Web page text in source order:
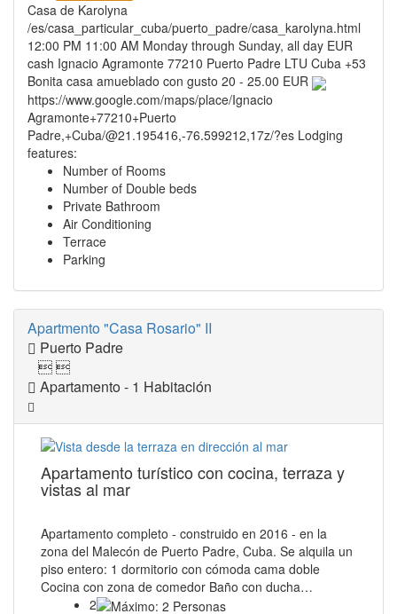
Casa de Karolyna
/es/casa_particular_cuba/puerto_padre/casa_karolyna.html
12:00 PM 11:00 AM Monday through Sunday, all day EUR
cash Ignacio Agramonte 77210 Puerto Padre LTU Cuba +53
Bonita casa amueblado con gusto 20 - 25.00 EUR
https://www.google.com/maps/place/Ignacio
Agramonte+77210+Puerto
Padre,+Cuba/@21.195416,-76.599212,17z/?es Lodging
features:
Number of Rooms
Number of Double beds
Private Bathroom
Air Conditioning
Terrace
Parking
Apartmento "Casa Rosario" II
Puerto Padre
 
Apartamento - 1 Habitación
Apartamento turístico con cocina, terraza y
vistas al mar
Apartamento completo - construido en 2016 - en la
zona del Malecón de Puerto Padre, Cuba. Se alquila un
piso entero: 1 dormitorio con cómoda cama doble
Cocina con zona de comedor Baño con ducha…
2